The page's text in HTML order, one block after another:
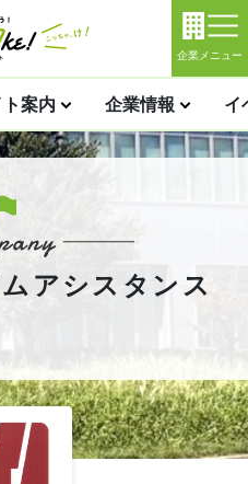
企業メニュー
案内 企業情報 イ
アシスタンス